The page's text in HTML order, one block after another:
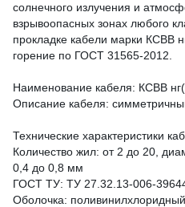
солнечного излучения и
взрывоопасных зонах любого
прокладке кабели марки КСВВ
горение по ГОСТ 31565-2012.
Наименование кабеля: КСВВ
Описание кабеля:
Технические характеристики
Количество жил: от 2 до 20,
0,4 до 0,8 мм
ГОСТ ТУ: ТУ 27.32.13-006-
Оболочка: